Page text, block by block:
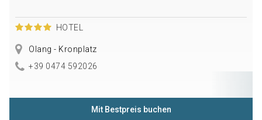
HOTEL
Olang - Kronplatz
+39 0474 592026
Mit Bestpreis buchen